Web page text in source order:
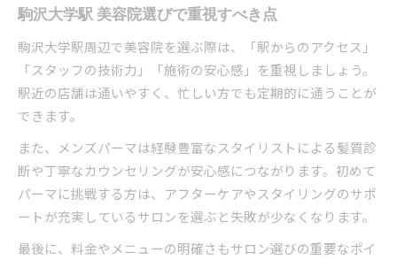
駒沢大学駅 美容院選びで重視すべき点
駒沢大学駅周辺で美容院を選ぶ際は、「駅からのアクセス」
「スタッフの技術力」「施術の安心感」を重視しましょう。
駅近の店舗は通いやすく、忙しい方でも定期的に通うことが
できます。
また、メンズパーマは経験豊富なスタイリストによる髪質診
断や丁寧なカウンセリングが安心感につながります。初めて
パーマに挑戦する方は、アフターケアやスタイリングのサポ
ートが充実しているサロンを選ぶと失敗が少なくなります。
最後に、料金やメニューの明確さもサロン選びの重要なポイ